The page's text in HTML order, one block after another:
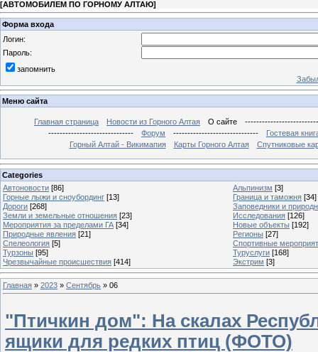
[АВТОМОБИЛЕМ ПО ГОРНОМУ АЛТАЮ]
Форма входа
Логин:
Пароль:
запомнить
Меню сайта
Главная страница Новости из Горного Алтая О сайте
------------------------------
Форум ------------------------------
Гостевая
Горный Алтай - Викимапия
Карты Горного Алтая Спутниковые
Categories
Автоновости [86] Альпинизм [3]
Горные лыжи и сноубординг [13] Граница и таможня [34]
Дороги [268]
Заповедники и
Земли и земельные отношения [23] Исследования [126]
Мероприятия за пределами ГА [34] Новые объекты [192]
Природные явления [21] Регионы [27]
Спелеология [5]
Спортивные
Турзоны [95] Туруслуги [168]
Чрезвычайные происшествия [414] Экстрим [3]
Главная » 2023 » Сентябрь » 06
"Птичкин дом": На скалах
ящики для редких птиц (ФОТО)